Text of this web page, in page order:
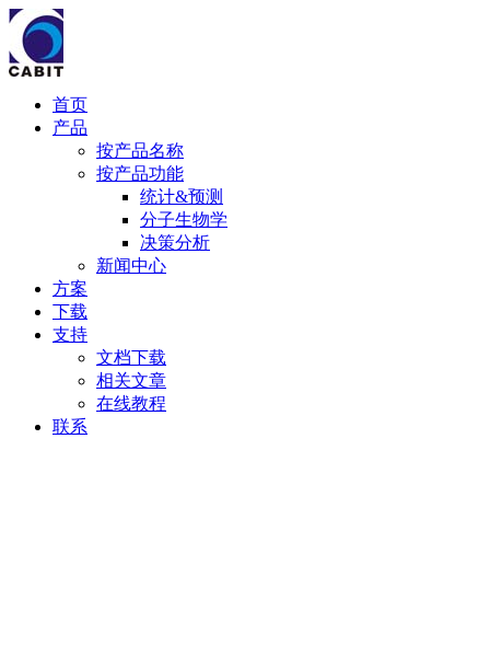
首页
产品
按产品名称
按产品功能
统计&预测
分子生物学
决策分析
新闻中心
方案
下载
支持
文档下载
相关文章
在线教程
联系